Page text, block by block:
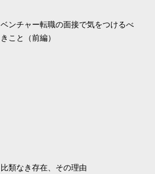
ベンチャー転職の面接で気をつけるべ
きこと（前編）
比類なき存在、その理由